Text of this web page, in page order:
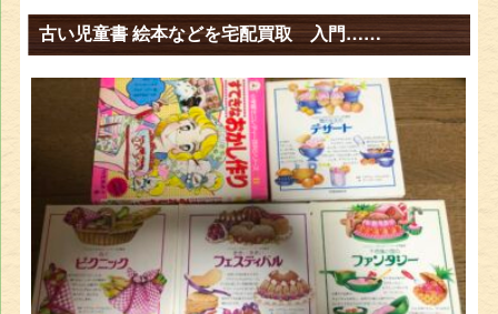
古い児童書 絵本などを宅配買取 入門……